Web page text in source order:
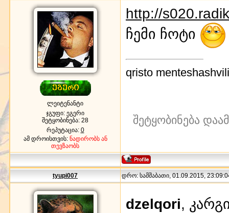
ლეიტენანტი
ჯგუფი: ეგერი
შეტყობინება: 28
რეპუტაცია: 0
ამ დროისთვის: ნადირობს ან
თევზაობს
http://
ჩემი ჩოტი
qristo
შეტყობინება
tyupi007 დრო: სამშაბათი, 01.09.2015,
dzelqori,